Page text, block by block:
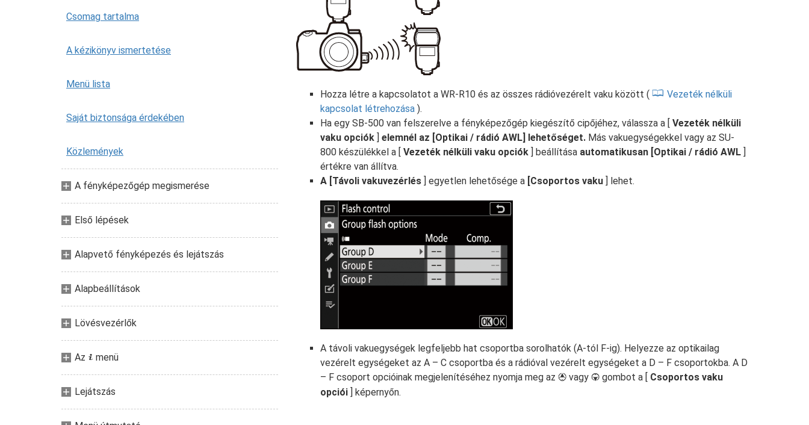
Csomag tartalma
A kézikönyv ismertetése
Menü lista
Saját biztonsága érdekében
Közlemények
A fényképezőgép megismerése
Első lépések
Alapvető fényképezés és lejátszás
Alapbeállítások
Lövésvezérlők
Az i menü
Lejátszás
Hozza létre a kapcsolatot a WR-R10 és az összes rádióvezérelt vaku között (
Vezeték nélküli
kapcsolat létrehozása ).
Ha egy SB-500 van felszerelve a fényképezőgép kiegészítő cipőjéhez, válassza a [ Vezeték nélküli
vaku opciók ] elemnél az [Optikai / rádió AWL] lehetőséget. Más vakuegységekkel vagy az SU-
800 készülékkel a [ Vezeték nélküli vaku opciók ] beállítása automatikusan [Optikai / rádió AWL ]
értékre van állítva.
A [Távoli vakuvezérlés ] egyetlen lehetősége a [Csoportos vaku ] lehet.
A távoli vakuegységek legfeljebb hat csoportba sorolhatók (A-tól F-ig). Helyezze az optikailag
vezérelt egységeket az A – C csoportba és a rádióval vezérelt egységeket a D – F csoportokba. A D
– F csoport opcióinak megjelenítéséhez nyomja meg az 1 vagy 3 gombot a [ Csoportos vaku
opciói ] képernyőn.